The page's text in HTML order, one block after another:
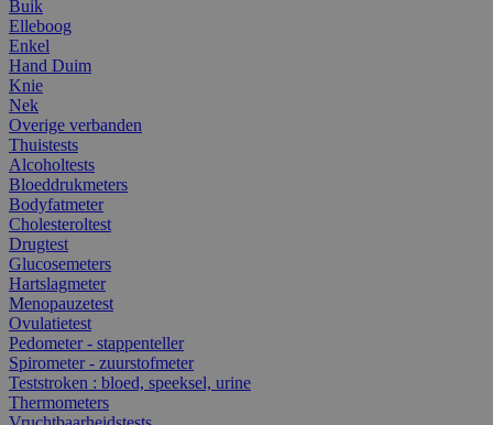
Buik
Elleboog
Enkel
Hand Duim
Knie
Nek
Overige verbanden
Thuistests
Alcoholtests
Bloeddrukmeters
Bodyfatmeter
Cholesteroltest
Drugtest
Glucosemeters
Hartslagmeter
Menopauzetest
Ovulatietest
Pedometer - stappenteller
Spirometer - zuurstofmeter
Teststroken : bloed, speeksel, urine
Thermometers